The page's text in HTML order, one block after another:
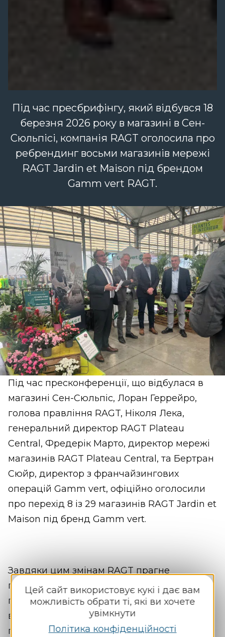
Цей сайт використовує кукі і дає вам
можливість обрати ті, які ви хочете
увімкнути
Політика конфіденційності
Під час пресбрифінгу, який відбувся 18
березня 2026 року в магазині в Сен-
Сюльпісі, компанія RAGT оголосила про
ребрендинг восьми магазинів мережі
RAGT Jardin et Maison під брендом
Gamm vert RAGT.
Під час пресконференції, що відбулася в
магазині Сен-Сюльпіс, Лоран Геррейро,
голова правління RAGT, Ніколя Лека,
генеральний директор RAGT Plateau
Central, Фредерік Марто, директор мережі
магазинів RAGT Plateau Central, та Бертран
Сюйр, директор з франчайзингових
операцій Gamm vert, офіційно оголосили
про перехід 8 із 29 магазинів RAGT Jardin et
Maison під бренд Gamm vert.
Завдяки цим змінам RAGT прагне
підвищити впізнаваність бренду та
посилити свою комерційну присутність у
відповідних регіонах. Цей крок відображає
прагнення Групи розвивати свою